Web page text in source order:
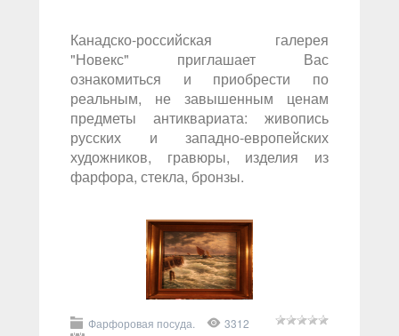
Канадско-российская галерея
"Новекс" приглашает Вас
ознакомиться и приобрести по
реальным, не завышенным ценам
предметы антиквариата: живопись
русских и западно-европейских
художников, гравюры, изделия из
фарфора, стекла, бронзы.
Фарфоровая посуда.
3312